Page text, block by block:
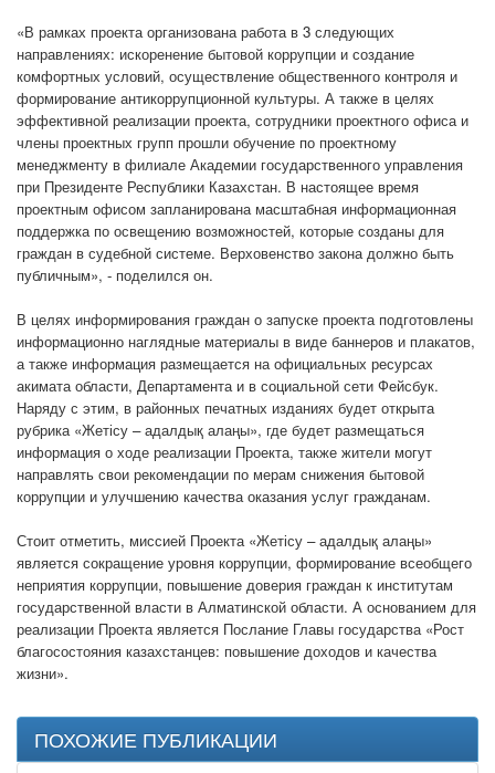
«В рамках проекта организована работа в 3 следующих
направлениях: искоренение бытовой коррупции и создание
комфортных условий, осуществление общественного контроля и
формирование антикоррупционной культуры. А также в целях
эффективной реализации проекта, сотрудники проектного офиса и
члены проектных групп прошли обучение по проектному
менеджменту в филиале Академии государственного управления
при Президенте Республики Казахстан. В настоящее время
проектным офисом запланирована масштабная информационная
поддержка по освещению возможностей, которые созданы для
граждан в судебной системе. Верховенство закона должно быть
публичным», - поделился он.
В целях информирования граждан о запуске проекта подготовлены
информационно наглядные материалы в виде баннеров и плакатов,
а также информация размещается на официальных ресурсах
акимата области, Департамента и в социальной сети Фейсбук.
Наряду с этим, в районных печатных изданиях будет открыта
рубрика «Жетісу – адалдық алаңы», где будет размещаться
информация о ходе реализации Проекта, также жители могут
направлять свои рекомендации по мерам снижения бытовой
коррупции и улучшению качества оказания услуг гражданам.
Стоит отметить, миссией Проекта «Жетісу – адалдық алаңы»
является сокращение уровня коррупции, формирование всеобщего
неприятия коррупции, повышение доверия граждан к институтам
государственной власти в Алматинской области. А основанием для
реализации Проекта является Послание Главы государства «Рост
благосостояния казахстанцев: повышение доходов и качества
жизни».
ПОХОЖИЕ ПУБЛИКАЦИИ